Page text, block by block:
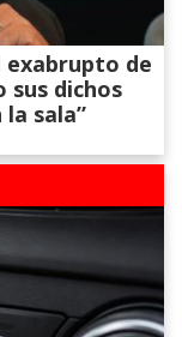
exabrupto de
sus dichos
sala”